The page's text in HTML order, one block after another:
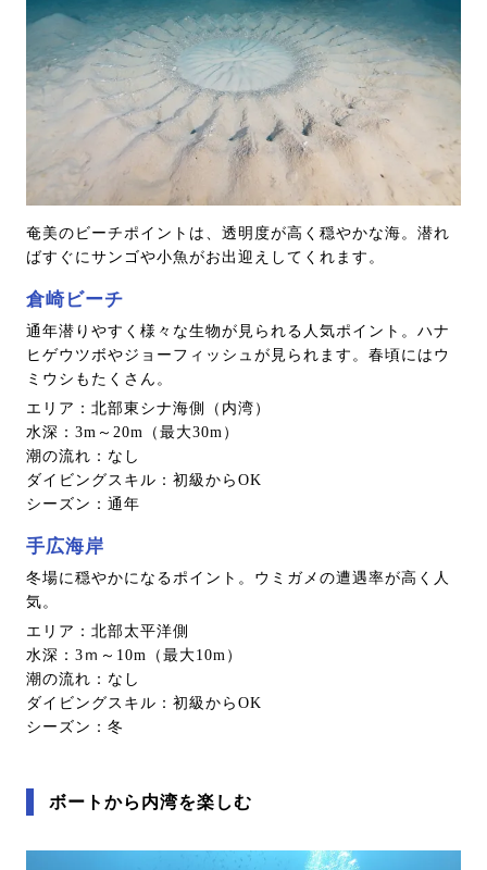
奄美のビーチポイントは、透明度が高く穏やかな海。潜れ
ばすぐにサンゴや小魚がお出迎えしてくれます。
倉崎ビーチ
通年潜りやすく様々な生物が見られる人気ポイント。ハナ
ヒゲウツボやジョーフィッシュが見られます。春頃にはウ
ミウシもたくさん。
エリア：北部東シナ海側（内湾）
水深：3m～20m（最大30m）
潮の流れ：なし
ダイビングスキル：初級からOK
シーズン：通年
手広海岸
冬場に穏やかになるポイント。ウミガメの遭遇率が高く人
気。
エリア：北部太平洋側
水深：3ｍ～10m（最大10m）
潮の流れ：なし
ダイビングスキル：初級からOK
シーズン：冬
ボートから内湾を楽しむ